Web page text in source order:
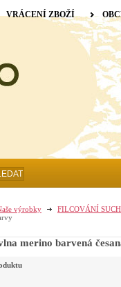
výrobky
FILCOVÁNÍ
merino barvená
VRÁCENÍ ZBOŽÍ